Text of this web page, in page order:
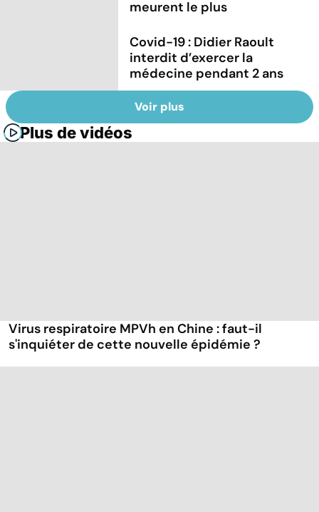
meurent le plus
Covid-19 : Didier Raoult
interdit d’exercer la
médecine pendant 2 ans
Voir plus
Plus de vidéos
Virus respiratoire MPVh en Chine : faut-il
s'inquiéter de cette nouvelle épidémie ?